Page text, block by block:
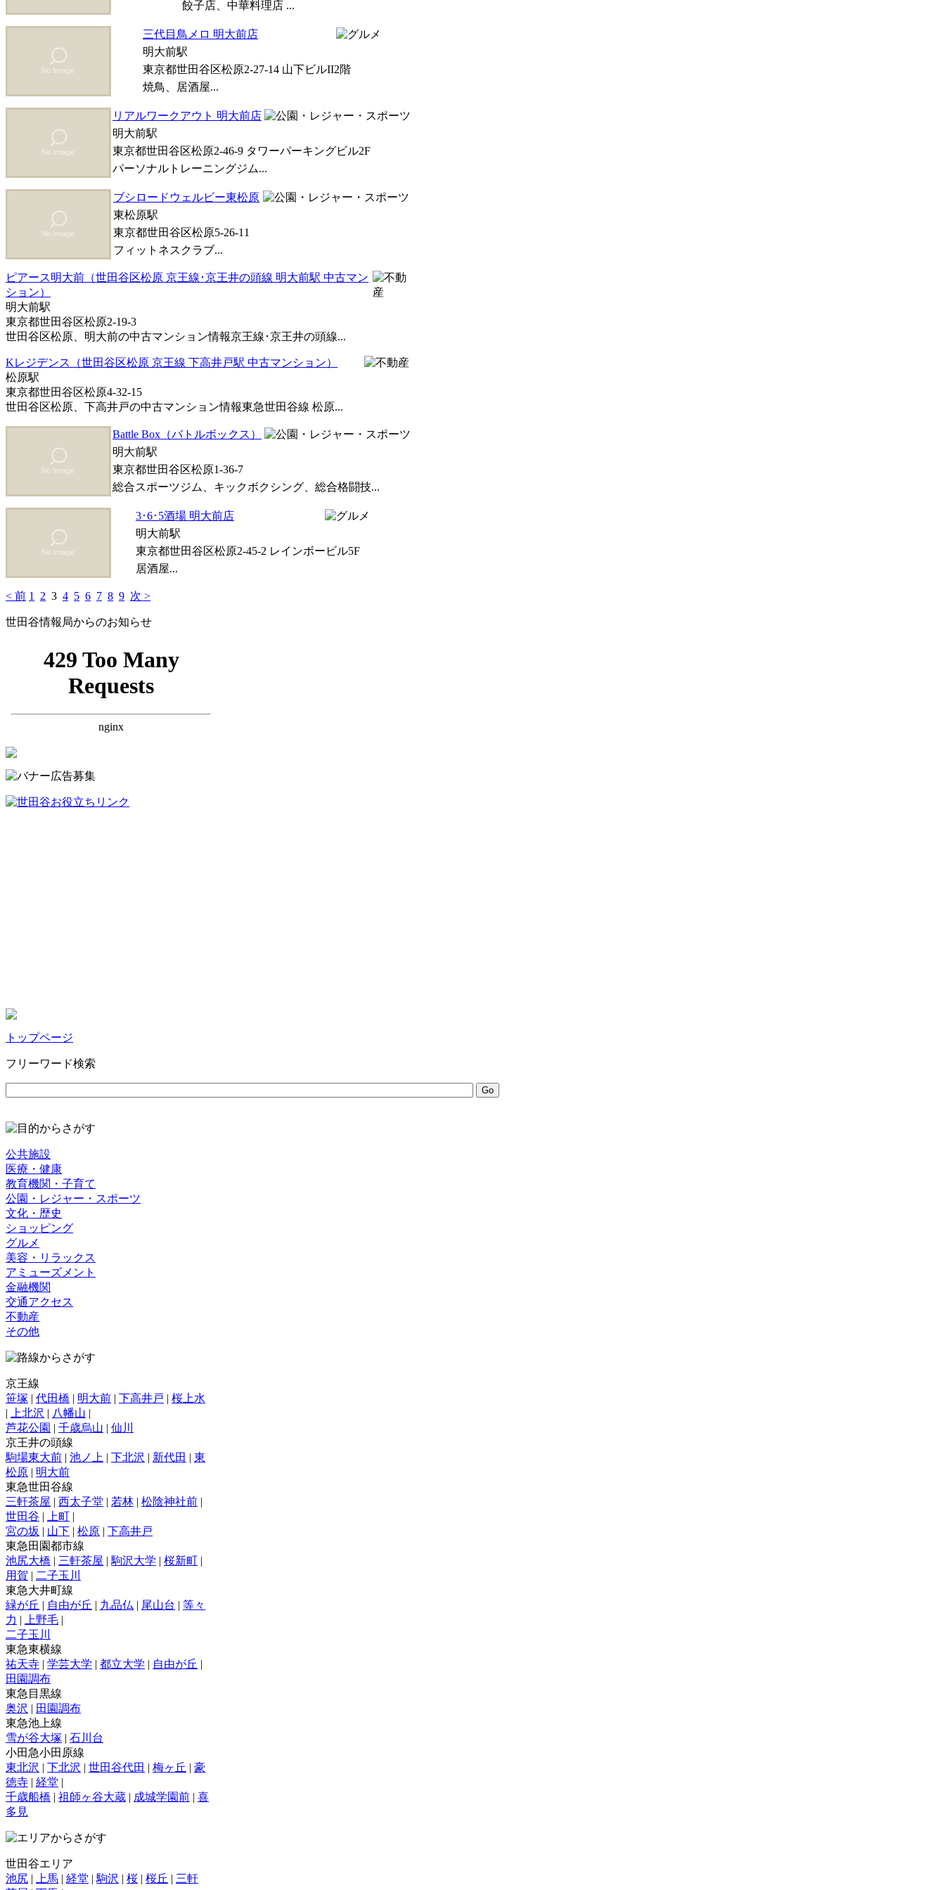
餃子店、中華料理店 ...
三代目鳥メロ 明大前店
明大前駅
東京都世田谷区松原2-27-14 山下ビルII2階
焼鳥、居酒屋...
リアルワークアウト 明大前店
明大前駅
東京都世田谷区松原2-46-9 タワーパーキングビル2F
パーソナルトレーニングジム...
ブシロードウェルビー東松原
東松原駅
東京都世田谷区松原5-26-11
フィットネスクラブ...
ピアース明大前（世田谷区松原 京王線･京王井の頭線 明大前駅 中古マン
ション）
明大前駅
東京都世田谷区松原2-19-3
世田谷区松原、明大前の中古マンション情報京王線･京王井の頭線...
Kレジデンス（世田谷区松原 京王線 下高井戸駅 中古マンション）
松原駅
東京都世田谷区松原4-32-15
世田谷区松原、下高井戸の中古マンション情報東急世田谷線 松原...
Battle Box（バトルボックス）
明大前駅
東京都世田谷区松原1-36-7
総合スポーツジム、キックボクシング、総合格闘技...
3･6･5酒場 明大前店
明大前駅
東京都世田谷区松原2-45-2 レインボービル5F
居酒屋...
< 前 1 2 3 4 5 6 7 8 9 次 >
世田谷情報局からのお知らせ
トップページ
フリーワード検索
公共施設
医療・健康
教育機関・子育て
公園・レジャー・スポーツ
文化・歴史
ショッピング
グルメ
美容・リラックス
アミューズメント
金融機関
交通アクセス
不動産
その他
京王線
笹塚 | 代田橋 | 明大前 | 下高井戸 | 桜上水
|
上北沢 | 八幡山 |
芦花公園 | 千歳烏山 | 仙川
京王井の頭線
駒場東大前 | 池ノ上 | 下北沢 | 新代田 | 東
松原 | 明大前
東急世田谷線
三軒茶屋 | 西太子堂 | 若林 | 松陰神社前 |
世田谷 | 上町 |
宮の坂 | 山下 | 松原 | 下高井戸
東急田園都市線
池尻大橋 | 三軒茶屋 | 駒沢大学 | 桜新町 |
用賀 | 二子玉川
東急大井町線
緑が丘 | 自由が丘 | 九品仏 | 尾山台 | 等々
力 | 上野毛 |
二子玉川
東急東横線
祐天寺 | 学芸大学 | 都立大学 | 自由が丘 |
田園調布
東急目黒線
奥沢 | 田園調布
東急池上線
雪が谷大塚 | 石川台
小田急小田原線
東北沢 | 下北沢 | 世田谷代田 | 梅ヶ丘 | 豪
徳寺 | 経堂 |
千歳船橋 | 祖師ヶ谷大蔵 | 成城学園前 | 喜
多見
世田谷エリア
池尻 | 上馬 | 経堂 | 駒沢 | 桜 | 桜丘 | 三軒